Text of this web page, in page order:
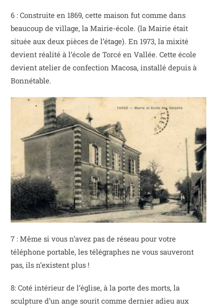
6 : Construite en 1869, cette maison fut comme dans
beaucoup de village, la Mairie-école. (la Mairie était
située aux deux pièces de l’étage). En 1973, la mixité
devient réalité à l’école de Torcé en Vallée. Cette école
devient atelier de confection Macosa, installé depuis à
Bonnétable.
7 : Même si vous n’avez pas de réseau pour votre
téléphone portable, les télégraphes ne vous sauveront
pas, ils n’existent plus !
8: Coté intérieur de l’église, à la porte des morts, la
sculpture d’un ange sourit comme dernier adieu aux